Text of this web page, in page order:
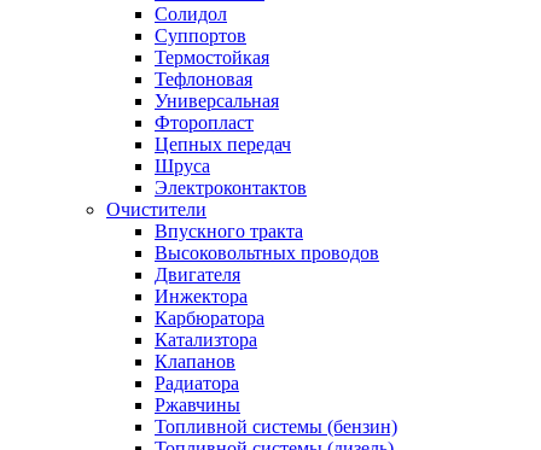
Солидол
Суппортов
Термостойкая
Тефлоновая
Универсальная
Фторопласт
Цепных передач
Шруса
Электроконтактов
Очистители
Впускного тракта
Высоковольтных проводов
Двигателя
Инжектора
Карбюратора
Катализтора
Клапанов
Радиатора
Ржавчины
Топливной системы (бензин)